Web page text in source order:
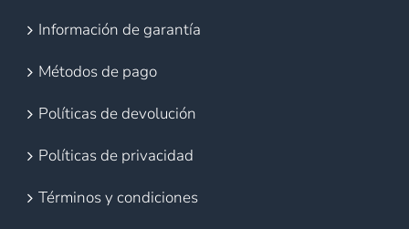
Información de garantía
Métodos de pago
Políticas de devolución
Políticas de privacidad
Términos y condiciones